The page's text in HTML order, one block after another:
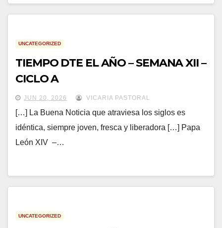
UNCATEGORIZED
TIEMPO DTE EL AÑO – SEMANA XII –
CICLO A
JUN 20, 2026 VICARIA PASTORAL
[…] La Buena Noticia que atraviesa los siglos es
idéntica, siempre joven, fresca y liberadora […] Papa
León XIV –…
UNCATEGORIZED